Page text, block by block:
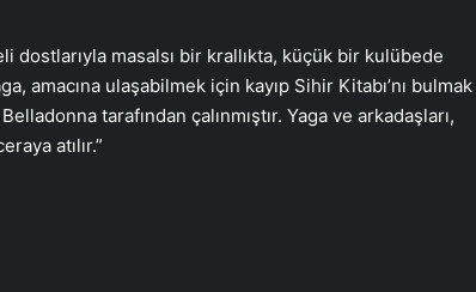
dostlarıyla masalsı bir krallıkta, küçük bir kulübede
amacına ulaşabilmek için kayıp Sihir Kitabı’nı bulmak
tarafından çalınmıştır. Yaga ve arkadaşları,
atılır.”
Oyun oynarken kamyonet çarptı: 8
yaşındaki çocuk kurtarılamadı!